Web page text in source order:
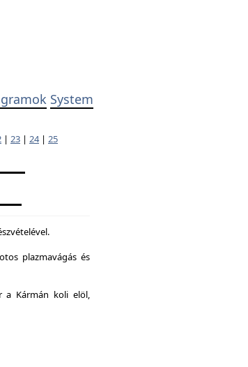
System
| 23 | 24| 25
plazmavágás és
a Kármán koli elöl,